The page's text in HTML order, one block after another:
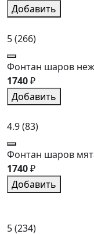
Добавить
5(266)
Фонтан шаров
1740₽
Добавить
4.9(83)
Фонтан шаров
1740₽
Добавить
5(234)